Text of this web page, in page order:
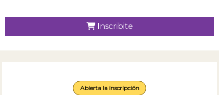
Inscribite
Abierta la inscripción